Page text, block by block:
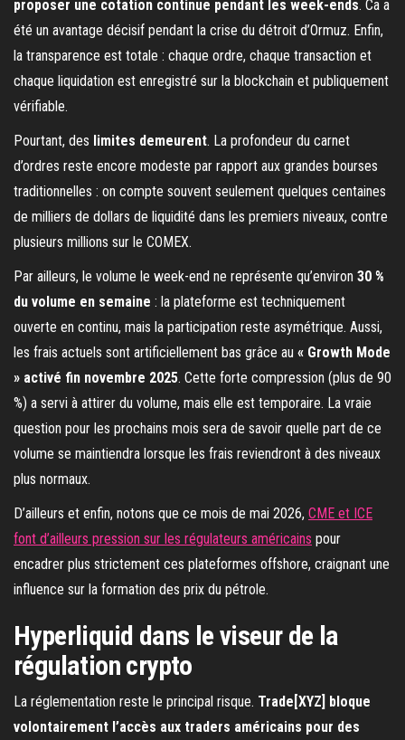
proposer une cotation continue pendant les week-ends. Ca a
été un avantage décisif pendant la crise du détroit d’Ormuz. Enfin,
la transparence est totale : chaque ordre, chaque transaction et
chaque liquidation est enregistré sur la blockchain et publiquement
vérifiable.
Pourtant, des limites demeurent. La profondeur du carnet
d’ordres reste encore modeste par rapport aux grandes bourses
traditionnelles : on compte souvent seulement quelques centaines
de milliers de dollars de liquidité dans les premiers niveaux, contre
plusieurs millions sur le COMEX.
Par ailleurs, le volume le week-end ne représente qu’environ 30 %
du volume en semaine : la plateforme est techniquement
ouverte en continu, mais la participation reste asymétrique. Aussi,
les frais actuels sont artificiellement bas grâce au « Growth Mode
» activé fin novembre 2025. Cette forte compression (plus de 90
%) a servi à attirer du volume, mais elle est temporaire. La vraie
question pour les prochains mois sera de savoir quelle part de ce
volume se maintiendra lorsque les frais reviendront à des niveaux
plus normaux.
D’ailleurs et enfin, notons que ce mois de mai 2026, CME et ICE
font d’ailleurs pression sur les régulateurs américains pour
encadrer plus strictement ces plateformes offshore, craignant une
influence sur la formation des prix du pétrole.
Hyperliquid dans le viseur de la
régulation crypto
La réglementation reste le principal risque. Trade[XYZ] bloque
volontairement l’accès aux traders américains pour des